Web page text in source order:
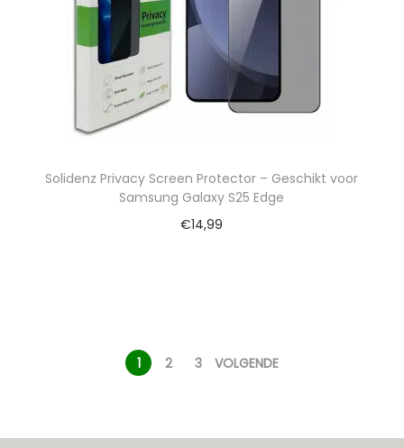
Solidenz Privacy Screen Protector – Geschikt voor
Samsung Galaxy S25 Edge
€14,99
1 2 3 VOLGENDE